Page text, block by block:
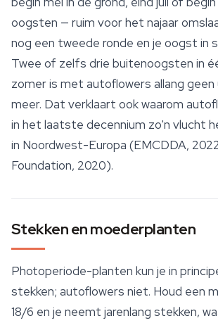
oogsten — ruim voor het najaar
nog een tweede ronde en je oogst in
Twee of zelfs drie buitenoogsten in
zomer is met autoflowers allang
meer. Dat verklaart ook waarom
in het laatste decennium zo'n vlucht
in Noordwest-Europa (EMCDDA,
Foundation, 2020).
Stekken en moederplanten
Photoperiode-planten kun je in
stekken; autoflowers niet. Houd een
18/6 en je neemt jarenlang stekken,